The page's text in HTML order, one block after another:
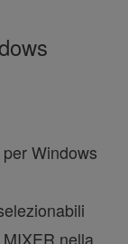
Windows
nella